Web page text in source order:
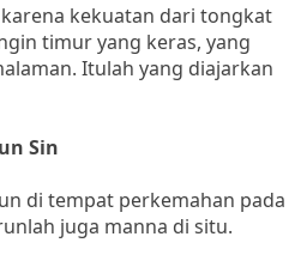
kekuatan dari tongkat
timur yang keras, yang
Itulah yang diajarkan
Sin
di tempat perkemahan pada
juga manna di situ.